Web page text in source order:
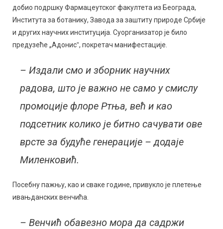
добио подршку Фармацеутског факултета из Београда,
Института за ботанику, Завода за заштиту природе Србије
и других научних институција. Суорганизатор је било
предузеће „Адонисˮ, покретач манифестације.
– Издали смо и зборник научних
радова, што је важно не само у смислу
промоције флоре Ртња, већ и као
подсетник колико је битно сачувати ове
врсте за будуће генерације – додаје
Миленковић.
Посебну пажњу, као и сваке године, привукло је плетење
ивањданских венчића.
– Венчић обавезно мора да садржи